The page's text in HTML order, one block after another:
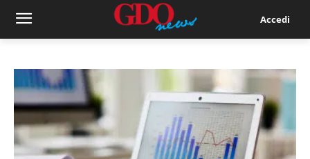
Accedi